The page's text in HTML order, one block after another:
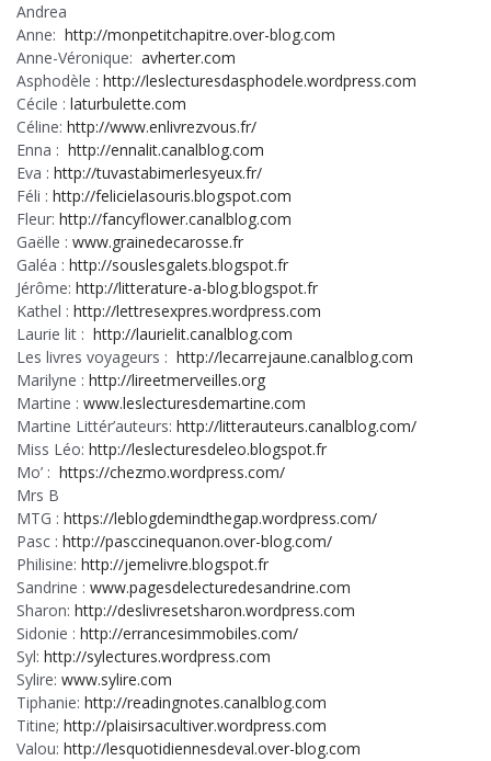
Andrea
Anne: http://monpetitchapitre.over-blog.com
Anne-Véronique: avherter.com
Asphodèle : http://leslecturesdasphodele.wordpress.com
Cécile : laturbulette.com
Céline: http://www.enlivrezvous.fr/
Enna : http://ennalit.canalblog.com
Eva : http://tuvastabimerlesyeux.fr/
Féli : http://felicielasouris.blogspot.com
Fleur: http://fancyflower.canalblog.com
Gaëlle : www.grainedecarosse.fr
Galéa : http://souslesgalets.blogspot.fr
Jérôme: http://litterature-a-blog.blogspot.fr
Kathel : http://lettresexpres.wordpress.com
Laurie lit : http://laurielit.canalblog.com
Les livres voyageurs : http://lecarrejaune.canalblog.com
Marilyne : http://lireetmerveilles.org
Martine : www.leslecturesdemartine.com
Martine Littér’auteurs: http://litterauteurs.canalblog.com/
Miss Léo: http://leslecturesdeleo.blogspot.fr
Mo’ : https://chezmo.wordpress.com/
Mrs B
MTG : https://leblogdemindthegap.wordpress.com/
Pasc : http://pasccinequanon.over-blog.com/
Philisine: http://jemelivre.blogspot.fr
Sandrine : www.pagesdelecturedesandrine.com
Sharon: http://deslivresetsharon.wordpress.com
Sidonie : http://errancesimmobiles.com/
Syl: http://sylectures.wordpress.com
Sylire: www.sylire.com
Tiphanie: http://readingnotes.canalblog.com
Titine; http://plaisirsacultiver.wordpress.com
Valou: http://lesquotidiennesdeval.over-blog.com